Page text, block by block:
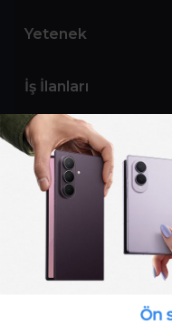
Yetenek
İş İlanları
Sertifika Programları
Yetenek Testleri